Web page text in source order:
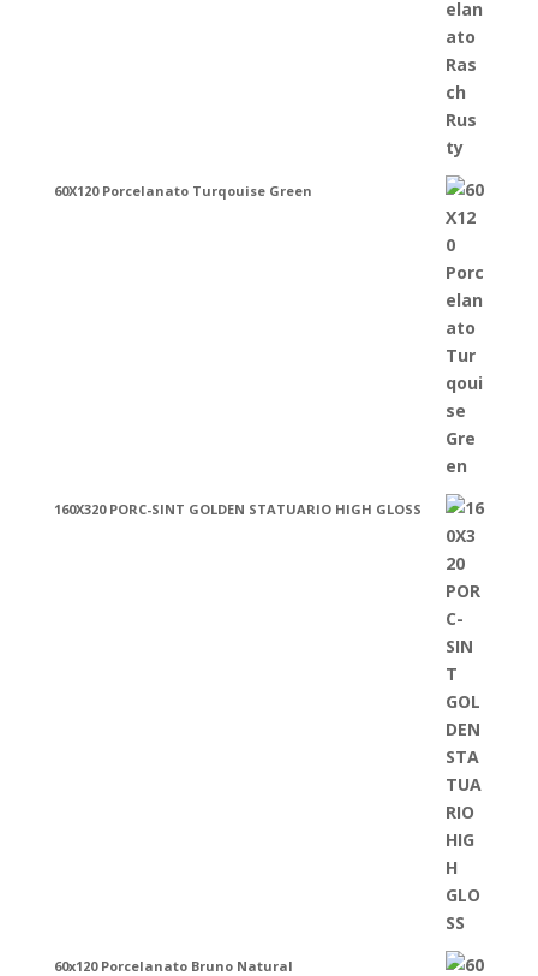
60X120 Porcelanato Turqouise Green
160X320 PORC-SINT GOLDEN STATUARIO HIGH GLOSS
60x120 Porcelanato Bruno Natural